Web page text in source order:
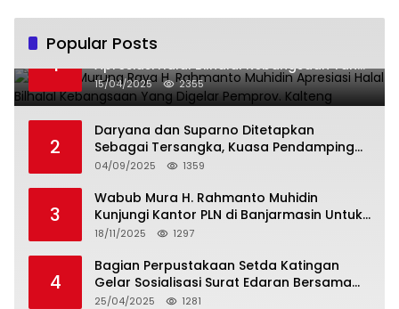
Popular Posts
1
Wabup Murung Raya H. Rahmanto Muhidin
Apresiasi Halal Bilhalal Kebangsaan Yang
Digelar Pemprov. Kalteng
15/04/2025 2355
2
Daryana dan Suparno Ditetapkan
Sebagai Tersangka, Kuasa Pendamping
Men Gumpul: “Ini Diskriminasi Hukum, Kami
04/09/2025 1359
3
Wabub Mura H. Rahmanto Muhidin
Kunjungi Kantor PLN di Banjarmasin Untuk
Usulkan Program Listrik Desa Tahun 2026
18/11/2025 1297
4
Bagian Perpustakaan Setda Katingan
Gelar Sosialisasi Surat Edaran Bersama
Tentang Budaya Literasi Membaca
25/04/2025 1281